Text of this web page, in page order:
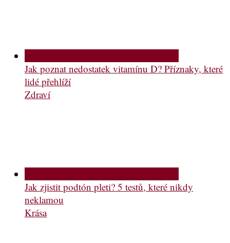
Jak poznat nedostatek vitamínu D? Příznaky, které
lidé přehlíží
Zdraví
Jak zjistit podtón pleti? 5 testů, které nikdy
neklamou
Krása